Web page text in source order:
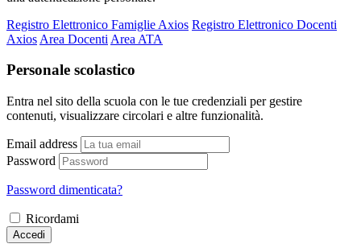
Registro Elettronico Famiglie Axios Registro Elettronico Docenti
Axios Area Docenti Area ATA
Personale scolastico
Entra nel sito della scuola con le tue credenziali per gestire
contenuti, visualizzare circolari e altre funzionalità.
Email address
Password
Password dimenticata?
Ricordami
Accedi